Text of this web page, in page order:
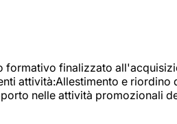
formativo finalizzato
attività:Allestimento e
nelle attività promozionali